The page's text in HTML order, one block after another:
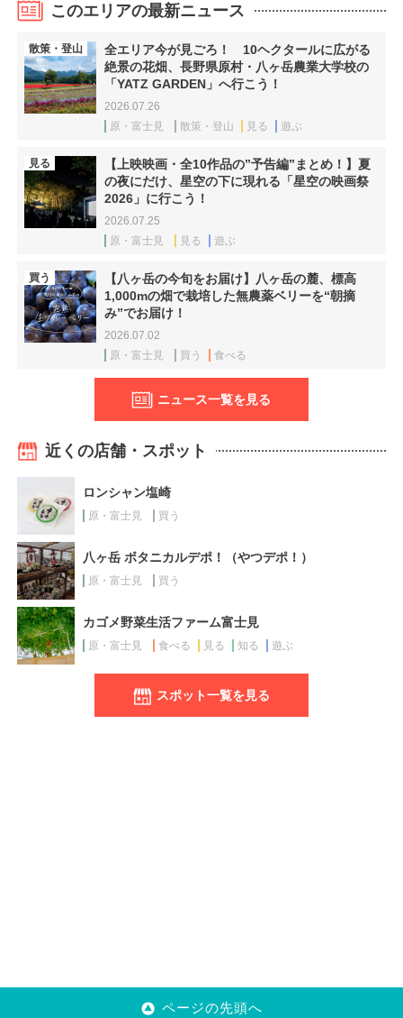
このエリアの最新ニュース
散策・登山
全エリア今が見ごろ！ 10ヘクタールに広がる
絶景の花畑、長野県原村・八ヶ岳農業大学校の
「YATZ GARDEN」へ行こう！
2026.07.26
原・富士見
散策・登山 見る 遊ぶ
見る
【上映映画・全10作品の”予告編”まとめ！】夏
の夜にだけ、星空の下に現れる「星空の映画祭
2026」に行こう！
2026.07.25
原・富士見
見る 遊ぶ
買う
【八ヶ岳の今旬をお届け】八ヶ岳の麓、標高
1,000mの畑で栽培した無農薬ベリーを“朝摘
み”でお届け！
2026.07.02
原・富士見
買う 食べる
ニュース一覧を見る
近くの店舗・スポット
ロンシャン塩崎
原・富士見 買う
八ヶ岳 ボタニカルデポ！（やつデポ！）
原・富士見 買う
カゴメ野菜生活ファーム富士見
原・富士見 食べる 見る 知る 遊ぶ
スポット一覧を見る
ページの先頭へ